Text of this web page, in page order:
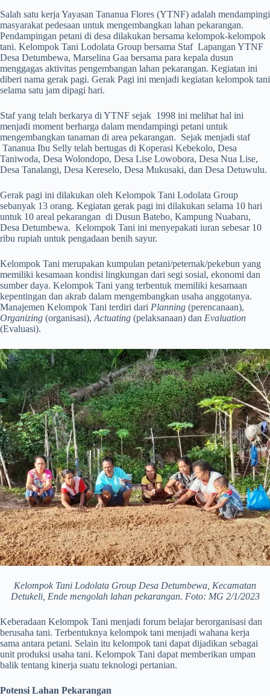
Salah satu kerja Yayasan Tananua Flores (YTNF) adalah mendampingi
masyarakat pedesaan untuk mengembangkan lahan pekarangan.
Pendampingan petani di desa dilakukan bersama kelompok-kelompok
tani. Kelompok Tani Lodolata Group bersama Staf Lapangan YTNF
Desa Detumbewa, Marselina Gaa bersama para kepala dusun
menggagas aktivitas pengembangan lahan pekarangan. Kegiatan ini
diberi nama gerak pagi. Gerak Pagi ini menjadi kegiatan kelompok tani
selama satu jam dipagi hari.
Staf yang telah berkarya di YTNF sejak 1998 ini melihat hal ini
menjadi moment berharga dalam mendampingi petani untuk
mengembangkan tanaman di area pekarangan. Sejak menjadi staf
Tananua Ibu Selly telah bertugas di Koperasi Kebekolo, Desa
Taniwoda, Desa Wolondopo, Desa Lise Lowobora, Desa Nua Lise,
Desa Tanalangi, Desa Kereselo, Desa Mukusaki, dan Desa Detuwulu.
Gerak pagi ini dilakukan oleh Kelompok Tani Lodolata Group
sebanyak 13 orang. Kegiatan gerak pagi ini dilakukan selama 10 hari
untuk 10 areal pekarangan di Dusun Batebo, Kampung Nuabaru,
Desa Detumbewa. Kelompok Tani ini menyepakati iuran sebesar 10
ribu rupiah untuk pengadaan benih sayur.
Kelompok Tani merupakan kumpulan petani/peternak/pekebun yang
memiliki kesamaan kondisi lingkungan dari segi sosial, ekonomi dan
sumber daya. Kelompok Tani yang terbentuk memiliki kesamaan
kepentingan dan akrab dalam mengembangkan usaha anggotanya.
Manajemen Kelompok Tani terdiri dari Planning (perencanaan),
Organizing (organisasi), Actuating (pelaksanaan) dan Evaluation
(Evaluasi).
Kelompok Tani Lodolata Group Desa Detumbewa, Kecamatan
Detukeli, Ende mengolah lahan pekarangan. Foto: MG 2/1/2023
Keberadaan Kelompok Tani menjadi forum belajar berorganisasi dan
berusaha tani. Terbentuknya kelompok tani menjadi wahana kerja
sama antara petani. Selain itu kelompok tani dapat dijadikan sebagai
unit produksi usaha tani. Kelompok Tani dapat memberikan umpan
balik tentang kinerja suatu teknologi pertanian.
Potensi Lahan Pekarangan